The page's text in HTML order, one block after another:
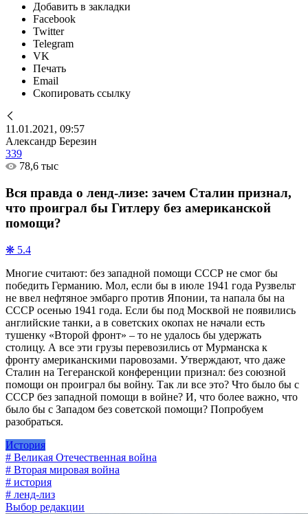
Добавить в закладки
Facebook
Twitter
Telegram
VK
Печать
Email
Скопировать ссылку
11.01.2021, 09:57
Александр Березин
339
78,6 тыс
Вся правда о ленд-лизе: зачем Сталин признал,
что проиграл бы Гитлеру без американской
помощи?
❋ 5.4
Многие считают: без западной помощи СССР не смог бы
победить Германию. Мол, если бы в июле 1941 года Рузвельт
не ввел нефтяное эмбарго против Японии, та напала бы на
СССР осенью 1941 года. Если бы под Москвой не появились
английские танки, а в советских окопах не начали есть
тушенку «Второй фронт» – то не удалось бы удержать
столицу. А все эти грузы перевозились от Мурманска к
фронту американскими паровозами. Утверждают, что даже
Сталин на Тегеранской конференции признал: без союзной
помощи он проиграл бы войну. Так ли все это? Что было бы с
СССР без западной помощи в войне? И, что более важно, что
было бы с Западом без советской помощи? Попробуем
разобраться.
История
# Великая Отечественная война
# Вторая мировая война
# история
# ленд-лиз
Выбор редакции